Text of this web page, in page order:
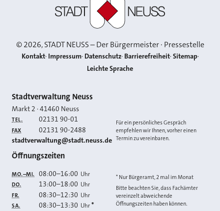
©2026, STADT NEUSS – Der Bürgermeister · Pressestelle
Kontakt Impressum Datenschutz Barrierefreiheit Sitemap
Leichte Sprache
Kontakt
Stadtverwaltung Neuss
Markt 2 ·41460 Neuss
TEL. 02131 90-01
FAX 02131 90-2488
E-MAIL
stadtverwaltung@stadt.neuss.de
Für ein persönliches Gespräch
empfehlen wir Ihnen, vorher einen
Termin zu vereinbaren.
Öffnungszeiten
MO.–MI. 08:00–16:00 Uhr
DO. 13:00–18:00 Uhr
FR. 08:30–12:30 Uhr
SA. 08:30–13:30 Uhr *
* Nur Bürgeramt, 2 mal im Monat
Bitte beachten Sie, dass Fachämter
vereinzelt abweichende
Öffnungszeiten haben können.